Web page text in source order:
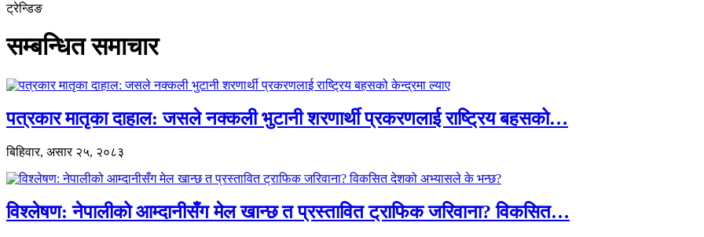
ट्रेन्डिङ
सम्बन्धित समाचार
पत्रकार मातृका दाहाल: जसले नक्कली भुटानी शरणार्थी प्रकरणलाई राष्ट्रिय बहसको…
बिहिवार, असार २५, २०८३
विश्लेषण: नेपालीको आम्दानीसँग मेल खान्छ त प्रस्तावित ट्राफिक जरिवाना? विकसित…